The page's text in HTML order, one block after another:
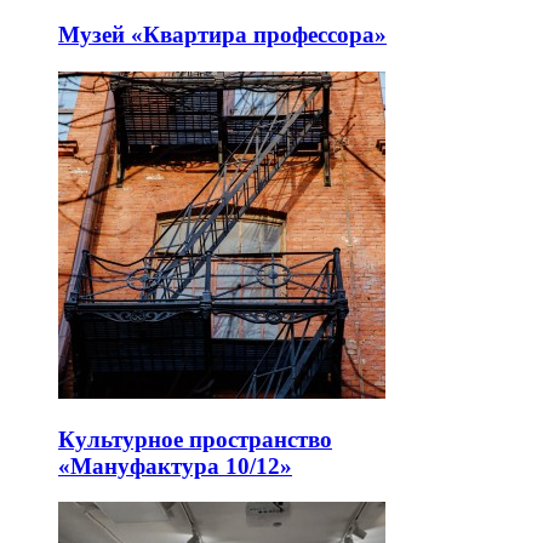
Музей «Квартира профессора»
Культурное пространство
«Мануфактура 10/12»